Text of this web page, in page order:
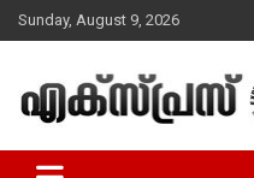
Skip
to
Sunday, August 9, 2026
Express